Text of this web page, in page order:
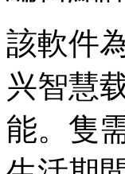
該軟件
兴智慧
能。隻